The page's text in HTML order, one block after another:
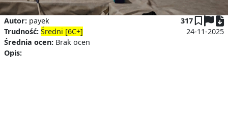
Autor: payek
Trudność: Średni [6C+]
Średnia ocen: Brak ocen
317
24-11-2025
Opis: